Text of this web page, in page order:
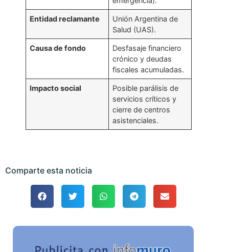
Entidad reclamante
Unión Argentina de
Salud (UAS).
Causa de fondo
Desfasaje financiero
crónico y deudas
fiscales acumuladas.
Impacto social
Posible parálisis de
servicios críticos y
cierre de centros
asistenciales.
Comparte esta noticia